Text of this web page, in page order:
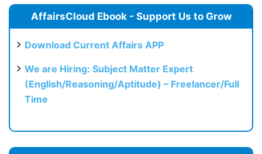
AffairsCloud Ebook - Support Us to Grow
Download Current Affairs APP
We are Hiring: Subject Matter Expert
(English/Reasoning/Aptitude) – Freelancer/Full
Time